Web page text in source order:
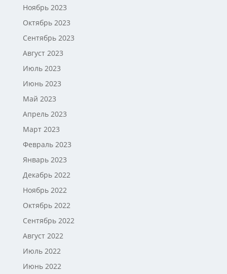
Ноябрь 2023
Октябрь 2023
Сентябрь 2023
Август 2023
Июль 2023
Июнь 2023
Май 2023
Апрель 2023
Март 2023
Февраль 2023
Январь 2023
Декабрь 2022
Ноябрь 2022
Октябрь 2022
Сентябрь 2022
Август 2022
Июль 2022
Июнь 2022